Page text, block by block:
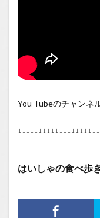
You Tubeのチャンネ
はいしゃの食べ歩